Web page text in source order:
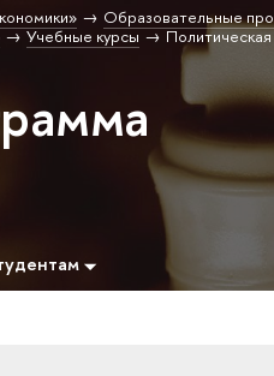
Образовательные
Учебные курсы